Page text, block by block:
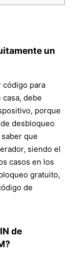
un
código para
debe
porque
desbloqueo
que
siendo el
casos en los
gratuito,
de
de